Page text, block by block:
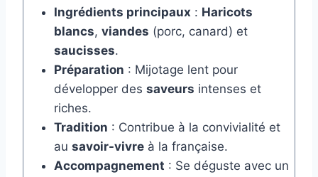
Ingrédients principaux : Haricots
blancs, viandes (porc, canard) et
saucisses.
Préparation : Mijotage lent pour
développer des saveurs intenses et
riches.
Tradition : Contribue à la convivialité et
au savoir-vivreà la française.
Accompagnement : Se déguste avec un